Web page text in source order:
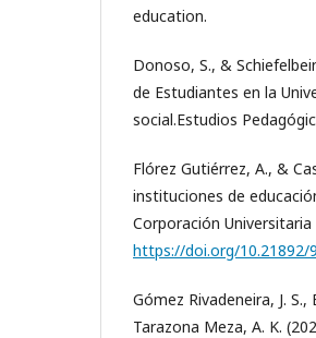
education.
Donoso, S., &
de Estudiantes en la
social.Estudios
Flórez Gutiérrez, A., &
instituciones de
Corporación Universitaria
https://doi.org/10.21892/
Gómez Rivadeneira, J.
Tarazona Meza, A. K.